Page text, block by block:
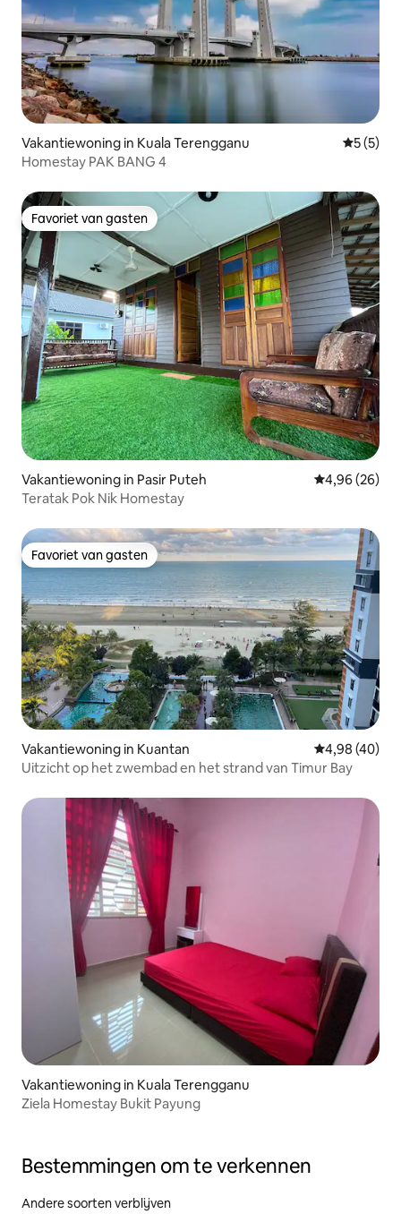
Vakantiewoning in Kuala Terengganu
5 (5)
Homestay PAK BANG 4
Favoriet van gasten
Favoriet van gasten
Vakantiewoning in Pasir Puteh Gemiddelde
4,96 (26)
Teratak Pok Nik Homestay
Favoriet van gasten
Favoriet van gasten
Vakantiewoning in Kuantan Gemiddelde
4,98 (40)
Uitzicht op het zwembad en het strand van Timur Bay
Vakantiewoning in Kuala Terengganu
Ziela Homestay Bukit Payung
Bestemmingen om te verkennen
Andere soorten verblijven